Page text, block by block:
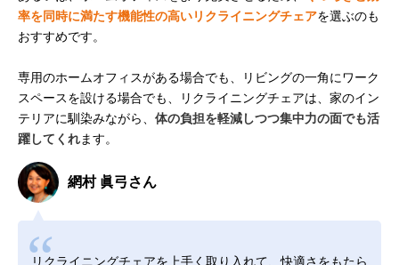
率を同時に満たす機能性の高いリクライニングチェアを選ぶのも
おすすめです。
専用のホームオフィスがある場合でも、リビングの一角にワーク
スペースを設ける場合でも、リクライニングチェアは、家のイン
テリアに馴染みながら、 体の負担を軽減しつつ集中力の面でも活
躍してくれます。
網村 眞弓さん
リクライニングチェアを上手く取り入れて、快適さをもたら